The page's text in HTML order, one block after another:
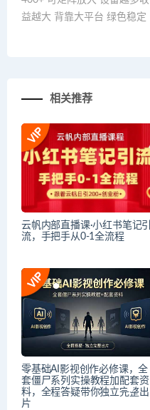
益越大 背靠大平台 绿色稳定
相关推荐
云帆内部直播课·小红书笔记引
流，手把手从0-1全流程
零基础AI影视创作必修课，全
套僵尸系列实操教程加配套资
料，全程答疑带你独立完整出
片